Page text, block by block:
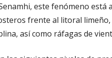
este fenómeno
frente al litoral
así como ráfagas de